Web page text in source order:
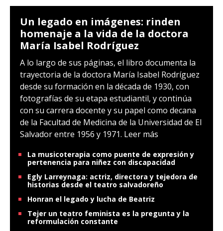
Un legado en imágenes: rinden
homenaje a la vida de la doctora
María Isabel Rodríguez
A lo largo de sus páginas, el libro documenta la
trayectoria de la doctora María Isabel Rodríguez
desde su formación en la década de 1930, con
fotografías de su etapa estudiantil, y continúa
con su carrera docente y su papel como decana
de la Facultad de Medicina de la Universidad de El
Salvador entre 1956 y 1971. Leer más
La musicoterapia como puente de expresión y
pertenencia para niñez con discapacidad
Egly Larreynaga: actriz, directora y tejedora de
historias desde el teatro salvadoreño
Honran el legado y lucha de Beatriz
Tejer un teatro feminista es la pregunta y la
reformulación constante